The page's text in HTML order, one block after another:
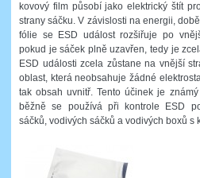
kovový film působí jako elektrický štít
strany sáčku. V závislosti na energii,
fólie se ESD událost rozšiřuje po
pokud je sáček plně uzavřen, tedy je
ESD události zcela zůstane na vnější
oblast, která neobsahuje žádné
tak obsah uvnitř. Tento účinek je
běžně se používá při kontrole ESD
sáčků, vodivých sáčků a vodivých boxů s